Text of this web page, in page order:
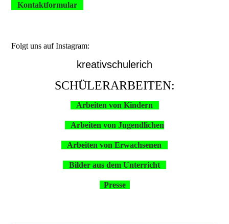
Kontaktformular
Folgt uns auf Instagram:
kreativschulerich
SCHÜLERARBEITEN:
Arbeiten von Kindern
Arbeiten von Jugendlichen
Arbeiten von Erwachsenen
Bilder aus dem Unterricht
Presse